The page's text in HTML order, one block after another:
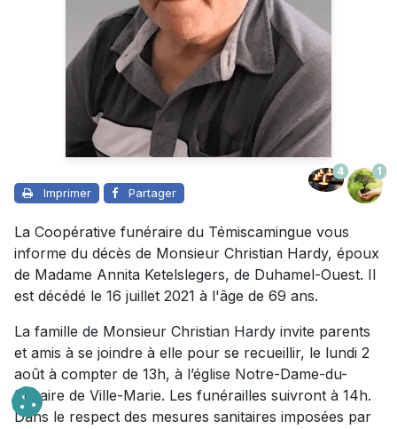
Imprimer Partager
4 1
La Coopérative funéraire du Témiscamingue vous
informe du décès de Monsieur Christian Hardy, époux
de Madame Annita Ketelslegers, de Duhamel-Ouest. Il
est décédé le 16 juillet 2021 à l'âge de 69 ans.
La famille de Monsieur Christian Hardy invite parents
et amis à se joindre à elle pour se recueillir, le lundi 2
août à compter de 13h, à l’église Notre-Dame-du-
Rosaire de Ville-Marie. Les funérailles suivront à 14h.
Dans le respect des mesures sanitaires imposées par